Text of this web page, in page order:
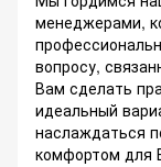
менеджерами,
вопросу,
Вам сделать
идеальный
наслаждаться
комфортом для